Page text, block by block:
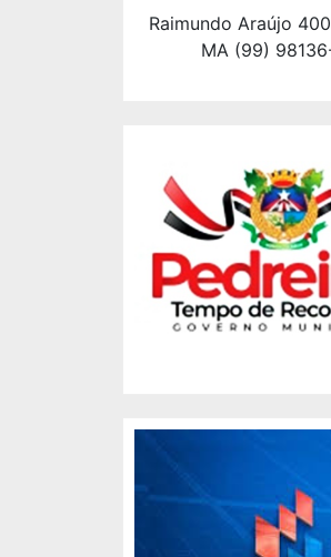
Raimundo Araújo
MA (99)